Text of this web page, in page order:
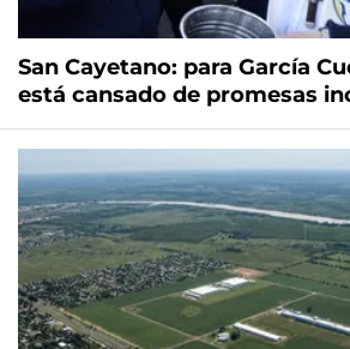
San Cayetano: para García
está cansado de promesas